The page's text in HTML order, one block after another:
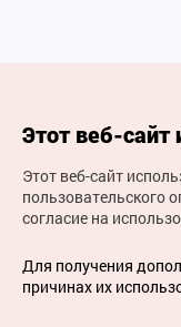
(с) Национальная
права защищены
Для извещения об
работой веб-
Этот веб-сайт
Этот веб-сайт
пользовательского
согласие на
Для получения
причинах их